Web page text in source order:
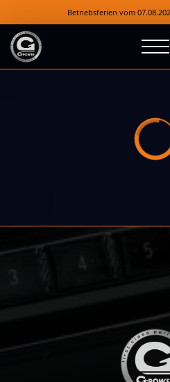
Betriebsferien vom